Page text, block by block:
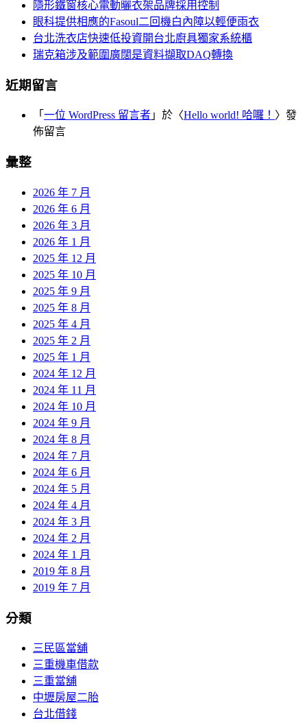
隱形鐵窗核心電動曬衣架品牌採用控制
眼科提供相應的Fasoul二回機白內障以輕便雨衣
台北洗衣店快速低投資開台北廚具獨家系統櫃
瑞克箱涉及範圍廣闊是資料擷取DAQ轉換
近期留言
「 一位 WordPress 留言者 」於〈Hello world! 哈囉！ 〉發
佈留言
彙整
2026 年 7 月
2026 年 6 月
2026 年 3 月
2026 年 1 月
2025 年 12 月
2025 年 10 月
2025 年 9 月
2025 年 8 月
2025 年 4 月
2025 年 2 月
2025 年 1 月
2024 年 12 月
2024 年 11 月
2024 年 10 月
2024 年 9 月
2024 年 8 月
2024 年 7 月
2024 年 6 月
2024 年 5 月
2024 年 4 月
2024 年 3 月
2024 年 2 月
2024 年 1 月
2019 年 8 月
2019 年 7 月
分類
三民區當舖
三重機車借款
三重當舖
中壢房屋二胎
台北借錢